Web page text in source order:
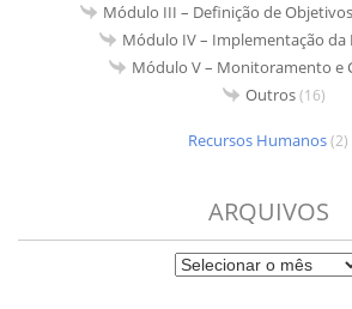
Módulo III – Definição de
Módulo IV – Implementação da
Módulo V – Monitoramento e
Outros(16)
Recursos Humanos(2)
ARQUIVOS